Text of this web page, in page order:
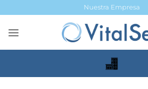
al
contenido
Nuestra Empresa